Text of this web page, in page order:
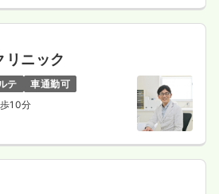
リニック
テ
車通勤可
10分